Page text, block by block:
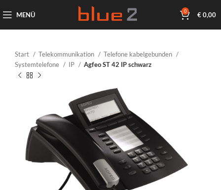
MENÜ 0 €0,00
Start Telekommunikation
Telefone kabelgebunden
Systemtelefone
IP Agfeo ST 42 IP schwarz